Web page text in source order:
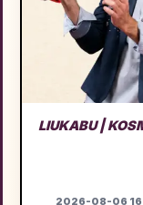
LIUKABU |
2026-08-06